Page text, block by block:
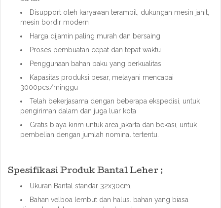
Disupport oleh karyawan terampil, dukungan mesin jahit,
mesin bordir modern
Harga dijamin paling murah dan bersaing
Proses pembuatan cepat dan tepat waktu
Penggunaan bahan baku yang berkualitas
Kapasitas produksi besar, melayani mencapai
3000pcs/minggu
Telah bekerjasama dengan beberapa ekspedisi, untuk
pengiriman dalam dan juga luar kota
Gratis biaya kirim untuk area jakarta dan bekasi, untuk
pembelian dengan jumlah nominal tertentu.
Spesifikasi Produk Bantal Leher ;
Ukuran Bantal standar 32x30cm,
Bahan velboa lembut dan halus. bahan yang biasa